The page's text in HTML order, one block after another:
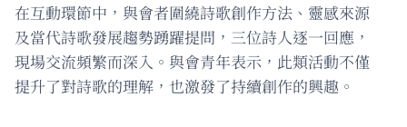
在互動環節中，與會者圍繞詩歌創作方法、靈感來源
及當代詩歌發展趨勢踴躍提問，三位詩人逐一回應，
現場交流頻繁而深入。與會青年表示，此類活動不僅
提升了對詩歌的理解，也激發了持續創作的興趣。